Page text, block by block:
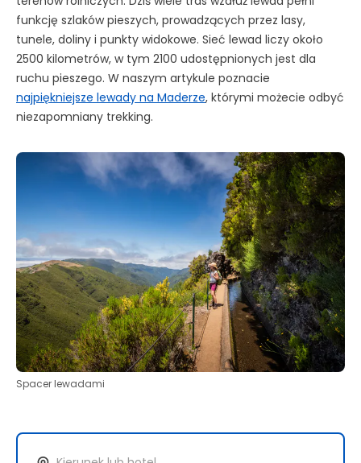
funkcję szlaków pieszych, prowadzących przez lasy,
tunele, doliny i punkty widokowe. Sieć lewad liczy około
2500 kilometrów, w tym 2100 udostępnionych jest dla
ruchu pieszego. W naszym artykule poznacie
najpiękniejsze lewady na Maderze, którymi możecie odbyć
niezapomniany trekking.
Spacer lewadami